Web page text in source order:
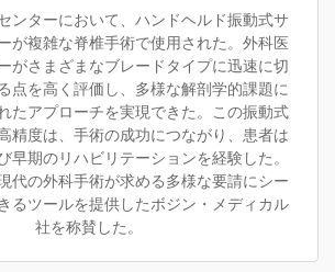
ンターにおいて、ハンドヘルド振動式サ
が複雑な脊椎手術で使用された。外科医
がさまざまなブレードタイプに迅速に切
点を高く評価し、多様な解剖学的課題に
たアプローチを実現できた。この振動式
精度は、手術の成功につながり、患者は
早期のリハビリテーションを経験した。
代の外科手術が求める多様な要請にシー
るツールを提供したボジン・メディカル
社を称賛した。